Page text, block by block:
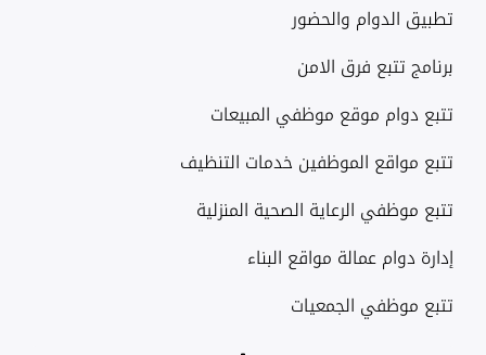
تطبيق الدوام والحضور
برنامج تتبع فرق الامن
تتبع دوام موقع موظفي المبيعات
تتبع مواقع الموظفين خدمات التنظيف
تتبع موظفي الرعاية الصحية المنزلية
إدارة دوام عمالة مواقع البناء
تتبع موظفي الجمعيات